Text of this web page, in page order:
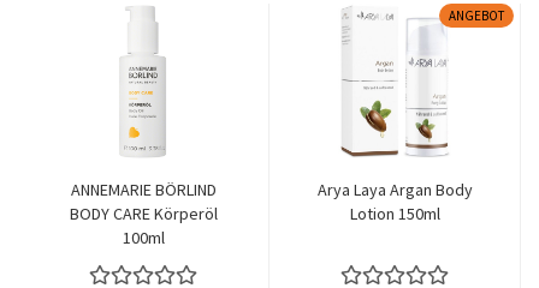
ANNEMARIE BÖRLIND
BODY CARE Körperöl
100ml
ANGEBOT
Arya Laya Argan Body
Lotion 150ml